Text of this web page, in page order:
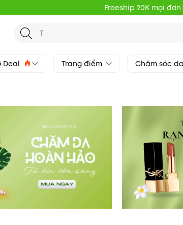
Freeship 20K mọi
Deal Trang điểm Chăm sóc da